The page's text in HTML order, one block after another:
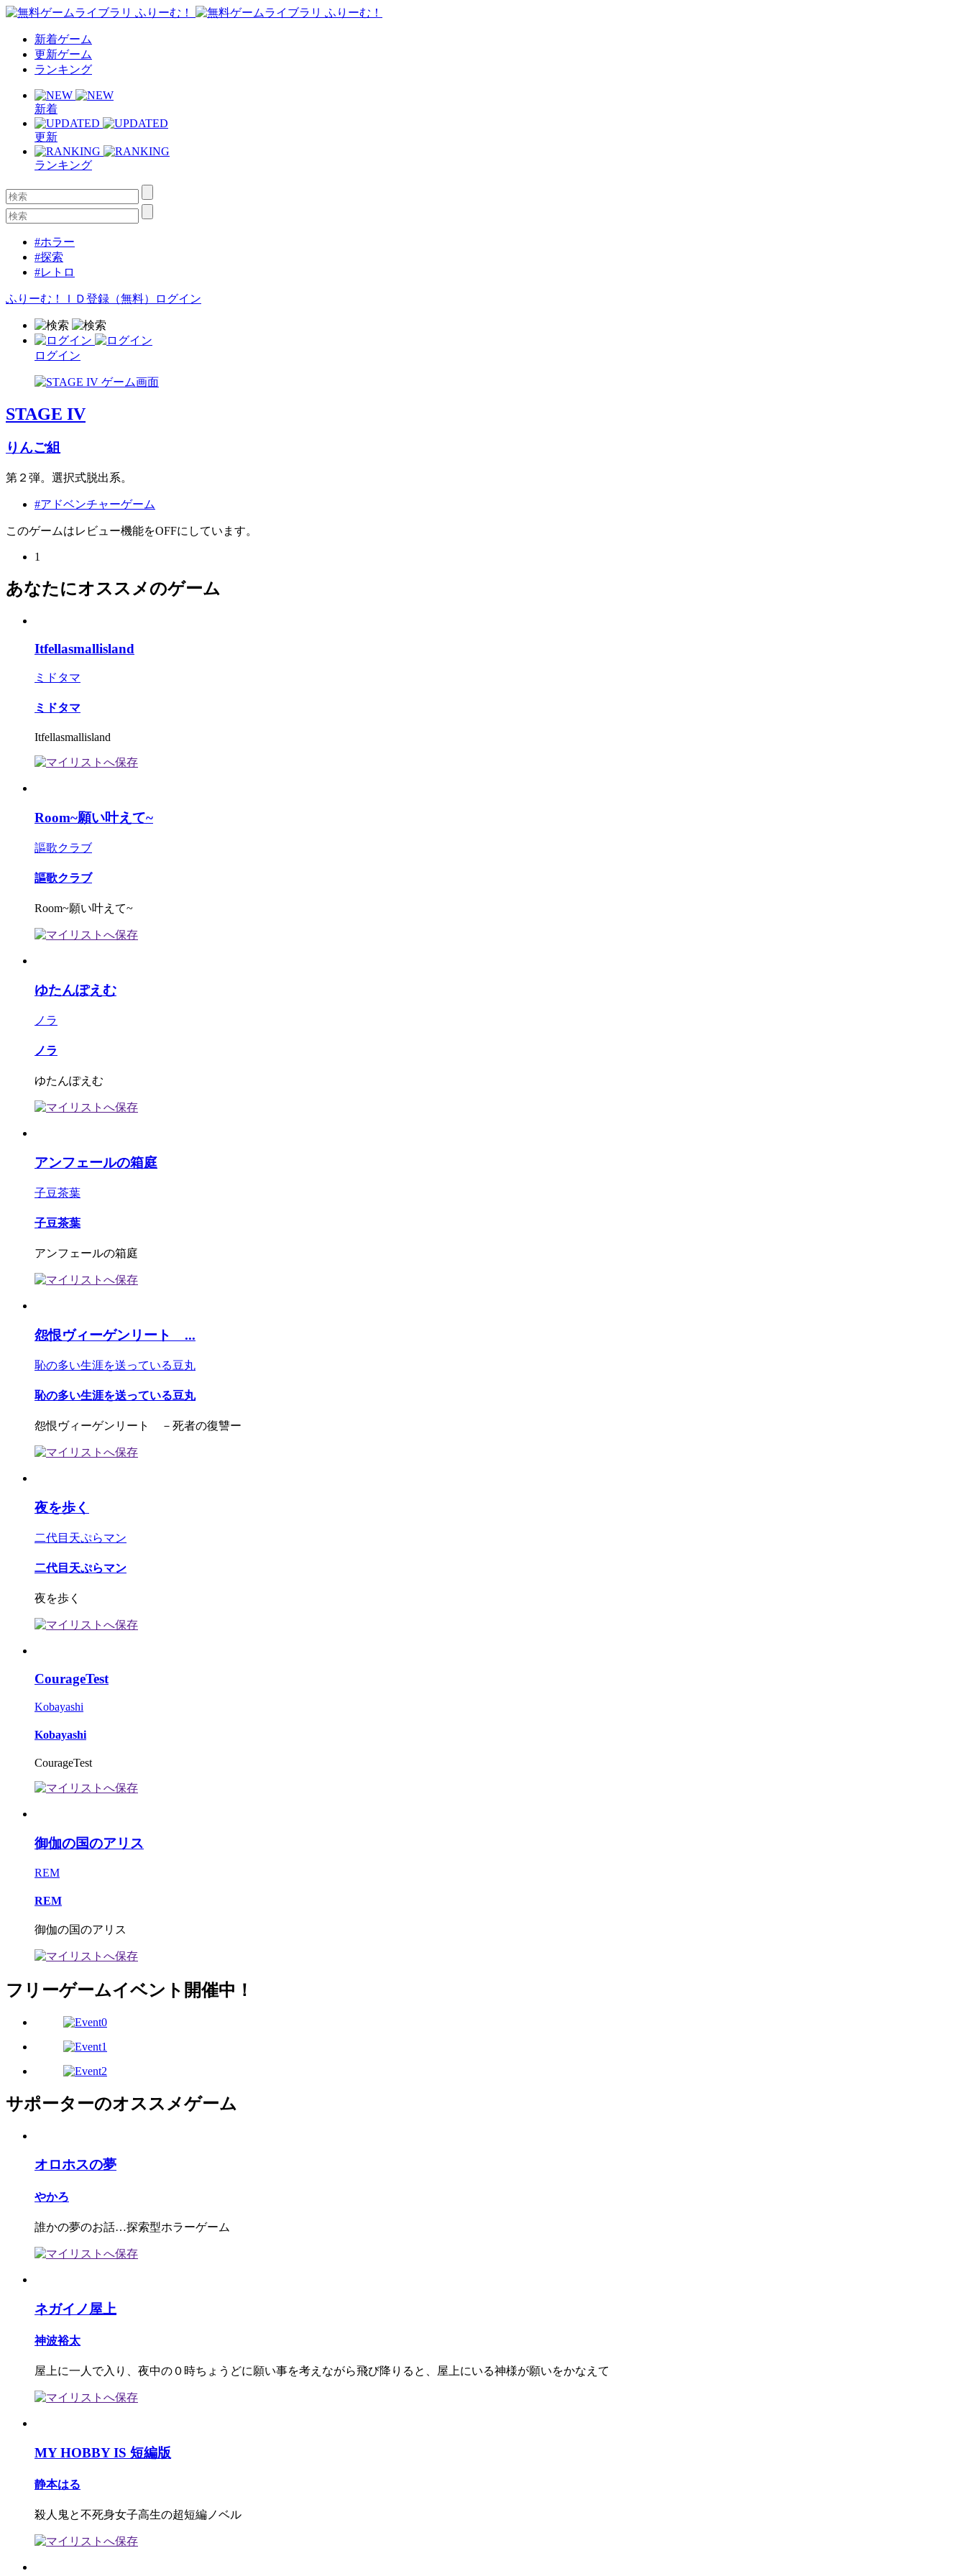
新着ゲーム
更新ゲーム
ランキング
新着
更新
ランキング
#ホラー
#探索
#レトロ
ふりーむ！ＩＤ登録（無料） ログイン
ログイン
STAGE IV
りんご組
第２弾。選択式脱出系。
#アドベンチャーゲーム
このゲームはレビュー機能をOFFにしています。
1
あなたにオススメのゲーム
Itfellasmallisland
ミドタマ
ミドタマ
Itfellasmallisland
Room~願い叶えて~
謳歌クラブ
謳歌クラブ
Room~願い叶えて~
ゆたんぽえむ
ノラ
ノラ
ゆたんぽえむ
アンフェールの箱庭
子豆茶葉
子豆茶葉
アンフェールの箱庭
怨恨ヴィーゲンリート ...
恥の多い生涯を送っている豆丸
恥の多い生涯を送っている豆丸
怨恨ヴィーゲンリート －死者の復讐ー
夜を歩く
二代目天ぷらマン
二代目天ぷらマン
夜を歩く
CourageTest
Kobayashi
Kobayashi
CourageTest
御伽の国のアリス
REM
REM
御伽の国のアリス
フリーゲームイベント開催中！
サポーターのオススメゲーム
オロホスの夢
やかろ
誰かの夢のお話…探索型ホラーゲーム
ネガイノ屋上
神波裕太
屋上に一人で入り、夜中の０時ちょうどに願い事を考えながら飛び降りると、屋上にいる神様が願いをかなえて
MY HOBBY IS 短編版
静本はる
殺人鬼と不死身女子高生の超短編ノベル